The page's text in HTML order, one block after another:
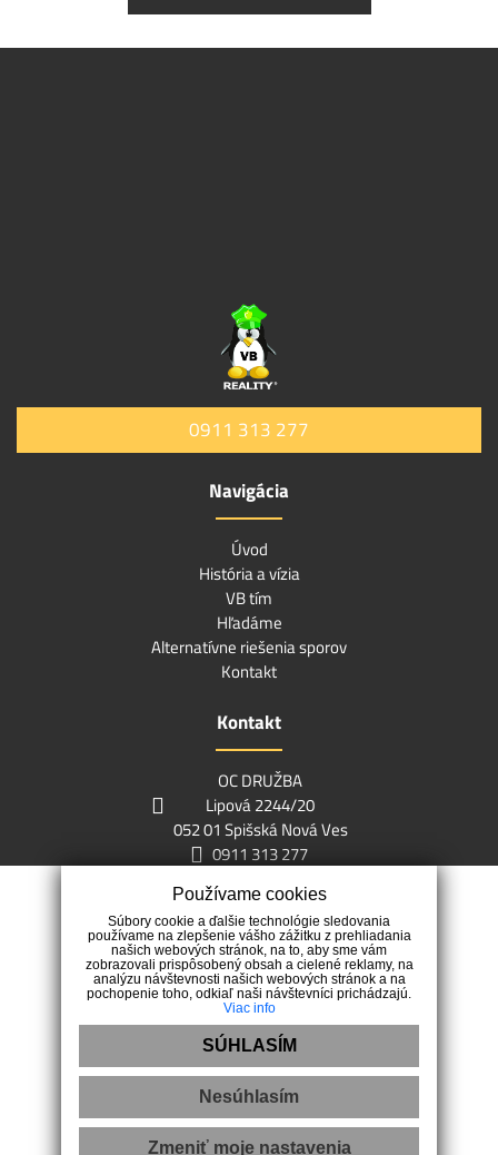
Používame cookies
Súbory cookie a ďalšie technológie sledovania
používame na zlepšenie vášho zážitku z prehliadania
našich webových stránok, na to, aby sme vám
zobrazovali prispôsobený obsah a cielené reklamy, na
analýzu návštevnosti našich webových stránok a na
pochopenie toho, odkiaľ naši návštevníci prichádzajú.
Viac info
SÚHLASÍM
Nesúhlasím
Zmeniť moje nastavenia
0911 313 277
Navigácia
Úvod
História a vízia
VB tím
Hľadáme
Alternatívne riešenia sporov
Kontakt
Kontakt
OC DRUŽBA
Lipová 2244/20
052 01 Spišská Nová Ves
0911 313 277
info@vbreality.sk
Naším cieľom je pomôcť ľuďom s predajom alebo kúpou
nehnuteľností.
Ochrana osobných údajov|Pravidlá cookies